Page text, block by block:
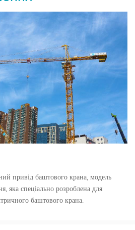
привід баштового крана, модель
яка спеціально розроблена для
баштового крана.